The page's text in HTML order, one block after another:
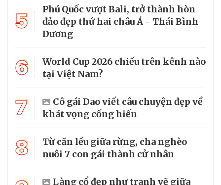
5
Phú Quốc vượt Bali, trở thành hòn
đảo đẹp thứ hai châu Á - Thái Bình
Dương
6
World Cup 2026 chiếu trên kênh nào
tại Việt Nam?
7
Cô gái Dao viết câu chuyện đẹp về
khát vọng cống hiến
8
Từ căn lều giữa rừng, cha nghèo
nuôi 7 con gái thành cử nhân
Làng cổ đẹp như tranh vẽ giữa